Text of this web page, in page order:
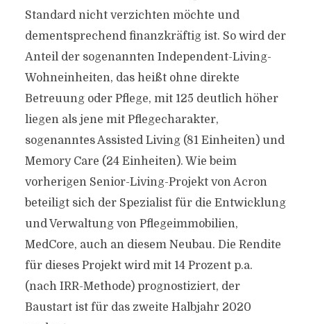
Standard nicht verzichten möchte und
dementsprechend finanzkräftig ist. So wird der
Anteil der sogenannten Independent-Living-
Wohneinheiten, das heißt ohne direkte
Betreuung oder Pflege, mit 125 deutlich höher
liegen als jene mit Pflegecharakter,
sogenanntes Assisted Living (81 Einheiten) und
Memory Care (24 Einheiten). Wie beim
vorherigen Senior-Living-Projekt von Acron
beteiligt sich der Spezialist für die Entwicklung
und Verwaltung von Pflegeimmobilien,
MedCore, auch an diesem Neubau. Die Rendite
für dieses Projekt wird mit 14 Prozent p.a.
(nach IRR-Methode) prognostiziert, der
Baustart ist für das zweite Halbjahr 2020